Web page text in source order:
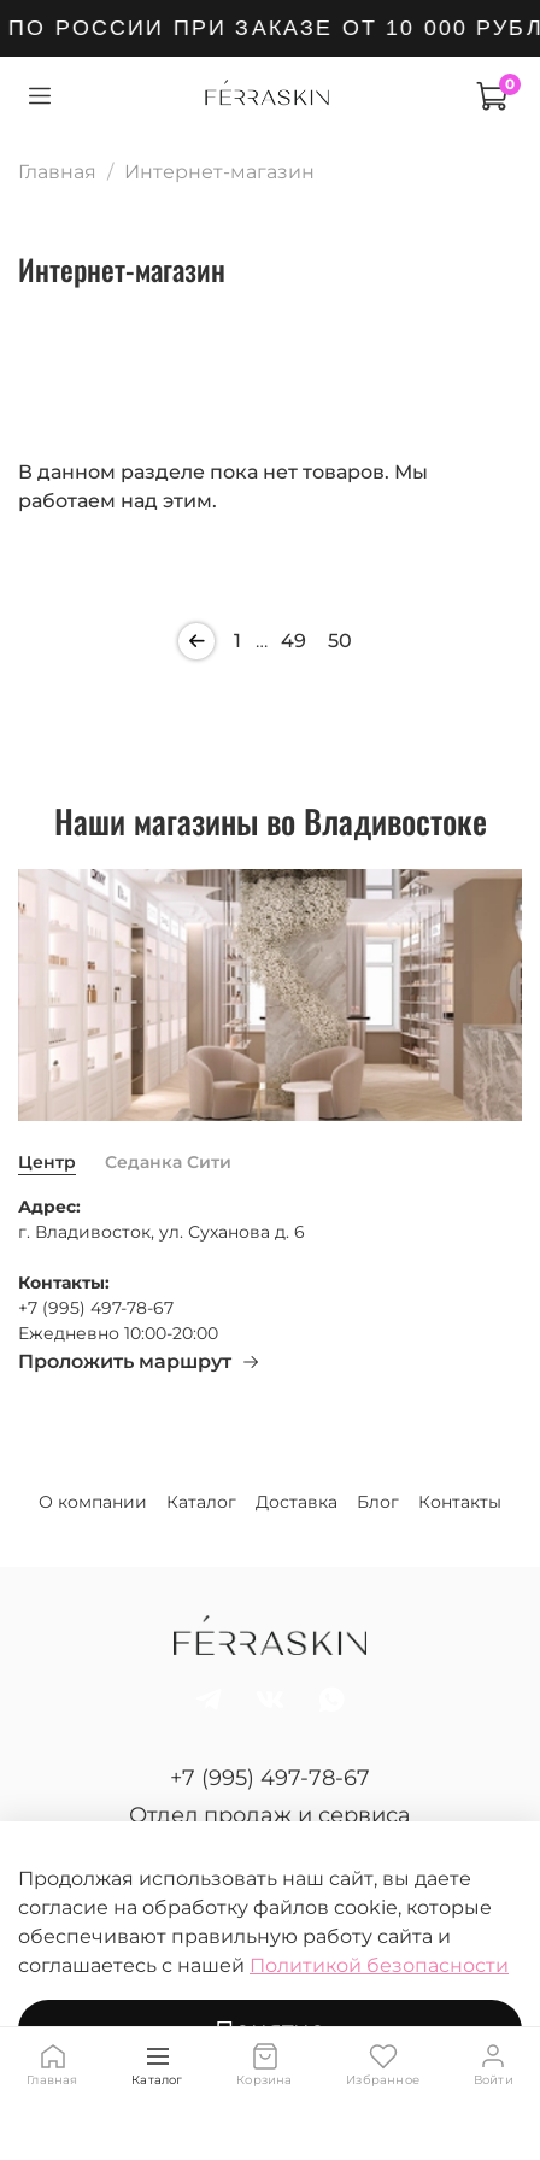
РОССИИ ПРИ ЗАКАЗЕ ОТ 10 000
0
Главная Интернет-магазин
Интернет-магазин
В данном разделе пока нет товаров. Мы
работаем над этим.
1 … 49 50
Наши магазины во Владивостоке
Центр Седанка Сити
Адрес:
г. Владивосток, ул. Суханова д. 6
Контакты:
+7 (995) 497-78-67
Ежедневно 10:00-20:00
Проложить маршрут
О компании Каталог Доставка Блог Контакты
+7 (995) 497-78-67
Отдел продаж и сервиса
© 2026 FERRASKIN.
Любое использование контента без письменного
разрешения запрещено
Продолжая использовать наш сайт, вы даете
согласие на обработку файлов cookie, которые
обеспечивают правильную работу сайта и
соглашаетесь с нашей Политикой безопасности
Понятно
Главная Каталог Корзина Избранное Войти